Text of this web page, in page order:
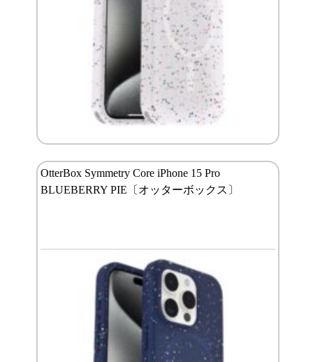
OtterBox Symmetry Core iPhone 15 Pro
BLUEBERRY PIE〔オッターボックス〕